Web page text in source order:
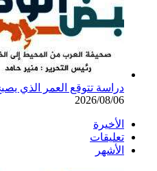
دراسة تتوقع العمر الذي
2026/08/06
الأخيرة
تعليقات
الأشهر